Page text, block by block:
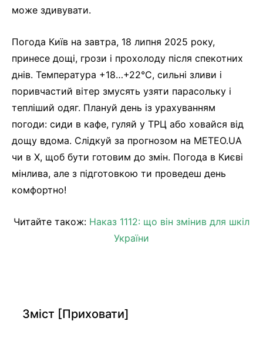
може здивувати.
Погода Київ на завтра, 18 липня 2025 року,
принесе дощі, грози і прохолоду після спекотних
днів. Температура +18…+22°C, сильні зливи і
поривчастий вітер змусять узяти парасольку і
тепліший одяг. Плануй день із урахуванням
погоди: сиди в кафе, гуляй у ТРЦ або ховайся від
дощу вдома. Слідкуй за прогнозом на METEO.UA
чи в X, щоб бути готовим до змін. Погода в Києві
мінлива, але з підготовкою ти проведеш день
комфортно!
Читайте також: Наказ 1112: що він змінив для шкіл
України
Зміст [Приховати]